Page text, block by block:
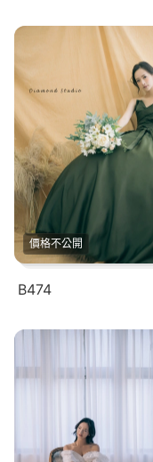
價格不公開
B474